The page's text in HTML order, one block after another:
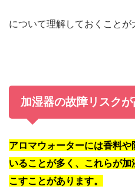
について理解しておくことが
加湿器の故障リスク
アロマウォーターには香料
いることが多く、これらが
こすことがあります。